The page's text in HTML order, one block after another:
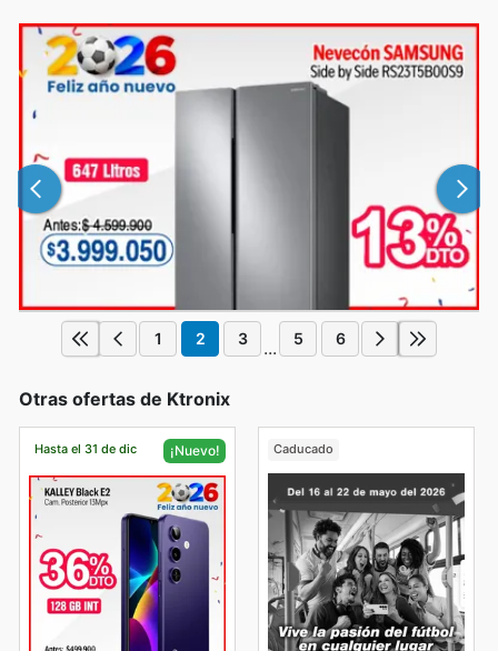
1 2 3 ... 5 6
Otras ofertas de Ktronix
Hasta el 31 de dic ¡Nuevo! Caducado